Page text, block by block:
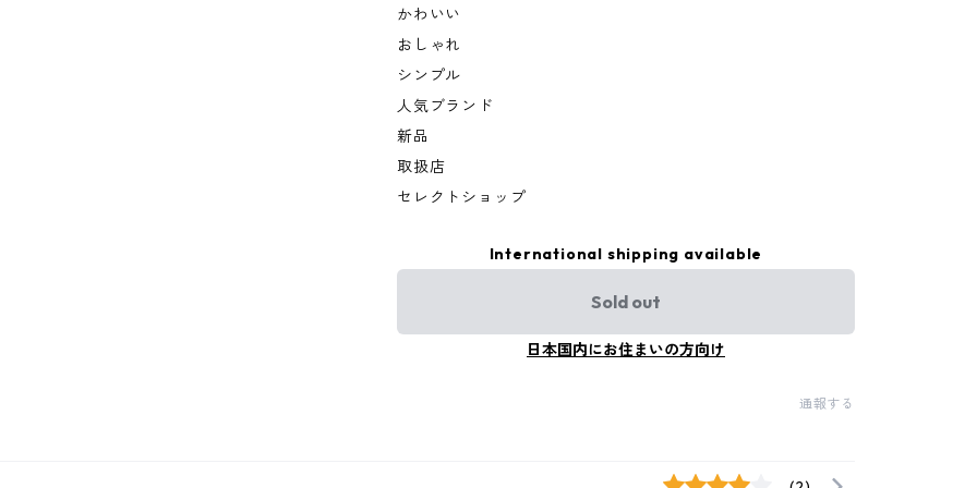
かわいい
おしゃれ
シンプル
人気ブランド
新品
取扱店
セレクトショップ
International shipping available
Sold out
日本国内にお住まいの方向け
通報する